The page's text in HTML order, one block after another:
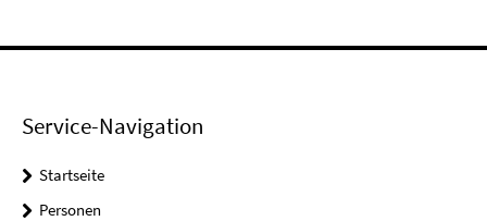
Service-Navigation
Startseite
Personen